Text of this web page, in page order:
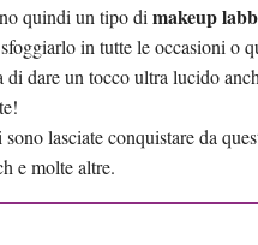
quindi un tipo di makeup
in tutte le occasioni o
dare un tocco ultra lucido
sono lasciate conquistare da
e molte altre.